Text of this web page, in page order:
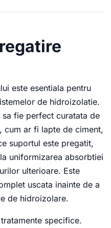
este esentiala pentru
de hidroizolatie.
fie perfect curatata de
cum ar fi lapte de ciment,
suportul este pregatit,
uniformizarea absorbtiei
ulterioare. Este
uscata inainte de a
de hidroizolare.
specifice.